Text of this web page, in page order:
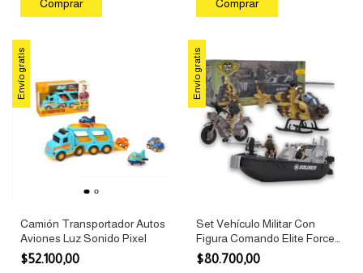
Envío gratis
Camión Transportador Autos
Aviones Luz Sonido Pixel
$52.100,00
Envío gratis
Set Vehículo Militar Con
Figura Comando Elite Force
Ditoys
$80.700,00